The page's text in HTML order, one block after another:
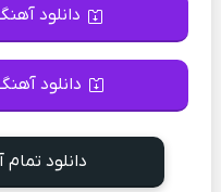
دانلود
دانلود
دانلود